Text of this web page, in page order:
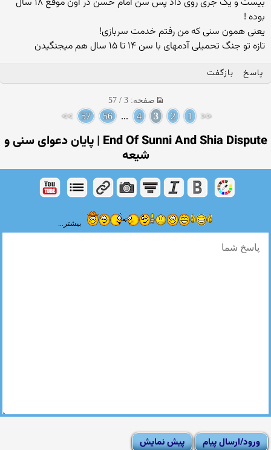
بوده !
یعنی همون سنی که من رفتم خدمت سربازی!
تازه تو جنگ تحمیلی آدمهای با سن ۱۴ تا ۱۵ سال هم میجنگیدن
پاسخ بازگفت
صفحه: 3 / 57
<<
1
2
3
4
...
56
57
>>
End Of Sunni And Shia Dispute | پایان دعوای سنی و
شیعه
بیشتر...